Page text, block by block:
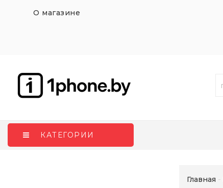
О магазине
КАТЕГОРИИ
Главная